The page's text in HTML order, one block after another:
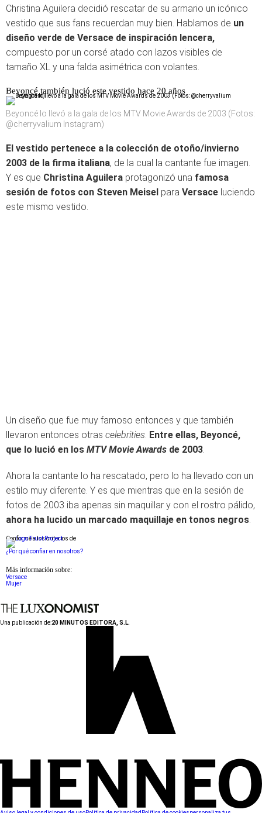
Christina Aguilera decidió rescatar de su armario un icónico
vestido que sus fans recuerdan muy bien. Hablamos de un
diseño verde de Versace de inspiración lencera,
compuesto por un corsé atado con lazos visibles de
tamaño XL y una falda asimétrica con volantes.
Beyoncé también lució este vestido hace 20 años
Beyoncé lo llevó a la gala de los MTV Movie Awards de 2003 (Fotos:
@cherryvalium Instagram)
El vestido pertenece a la colección de otoño/invierno
2003 de la firma italiana, de la cual la cantante fue imagen.
Y es que Christina Aguilera protagonizó una famosa
sesión de fotos con Steven Meisel para Versace luciendo
este mismo vestido.
Un diseño que fue muy famoso entonces y que también
llevaron entonces otras celebrities. Entre ellas, Beyoncé,
que lo lució en los MTV Movie Awards de 2003.
Ahora la cantante lo ha rescatado, pero lo ha llevado con un
estilo muy diferente. Y es que mientras que en la sesión de
fotos de 2003 iba apenas sin maquillar y con el rostro pálido,
ahora ha lucido un marcado maquillaje en tonos negros.
Conforme a los criterios de
¿Por qué confiar en nosotros?
Más información sobre:
Versace
Mujer
Una publicación de:20 MINUTOS EDITORA, S.L.